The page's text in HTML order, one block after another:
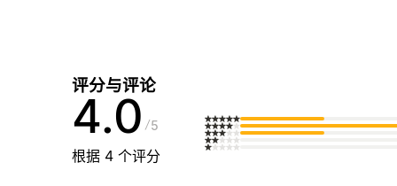
评分与评论
4.0 5
根据 4 个评分